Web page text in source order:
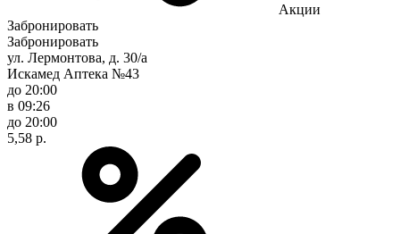
Акции
Забронировать
Забронировать
ул. Лермонтова, д. 30/а
Искамед Аптека №43
до 20:00
в 09:26
до 20:00
5,58 р.